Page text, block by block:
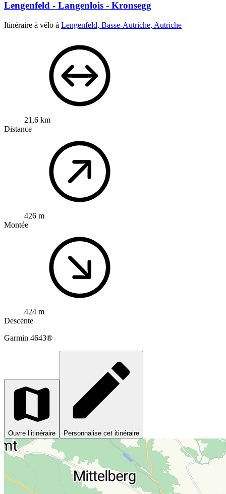
Lengenfeld - Langenlois - Kronsegg
Itinéraire à vélo à Lengenfeld, Basse-Autriche, Autriche
21,6 km
Distance
426 m
Montée
424 m
Descente
Garmin 4643®
Ouvre l’itinéraire Personnalise cet itinéraire